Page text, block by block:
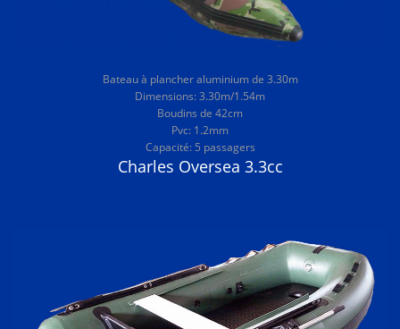
Bateau à plancher aluminium de 3.30m
Dimensions: 3.30m/1.54m
Boudins de 42cm
Pvc: 1.2mm
Capacité: 5 passagers
Charles Oversea 3.3cc